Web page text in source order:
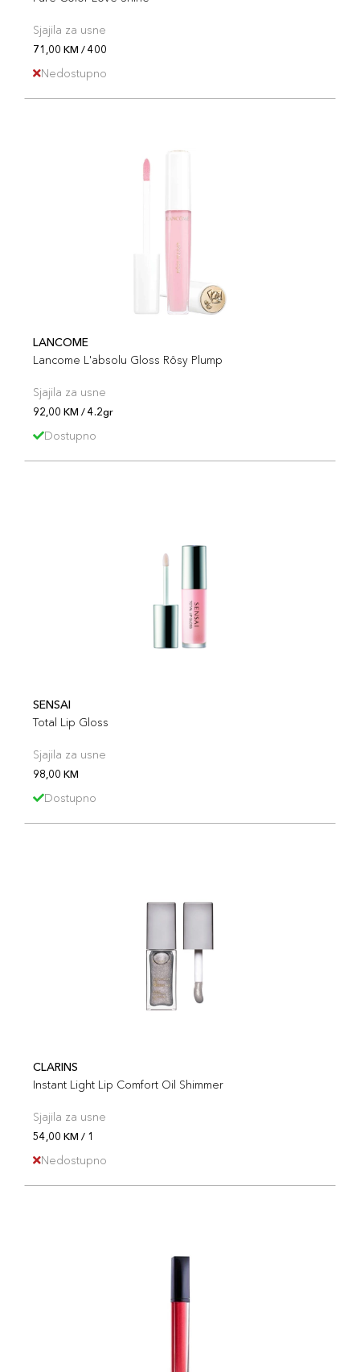
Sjajila za usne
71,00 KM / 400
Nedostupno
LANCOME
Lancome L'absolu Gloss Rôsy Plump
Sjajila za usne
92,00 KM / 4.2gr
Dostupno
SENSAI
Total Lip Gloss
Sjajila za usne
98,00 KM
Dostupno
CLARINS
Instant Light Lip Comfort Oil Shimmer
Sjajila za usne
54,00 KM / 1
Nedostupno